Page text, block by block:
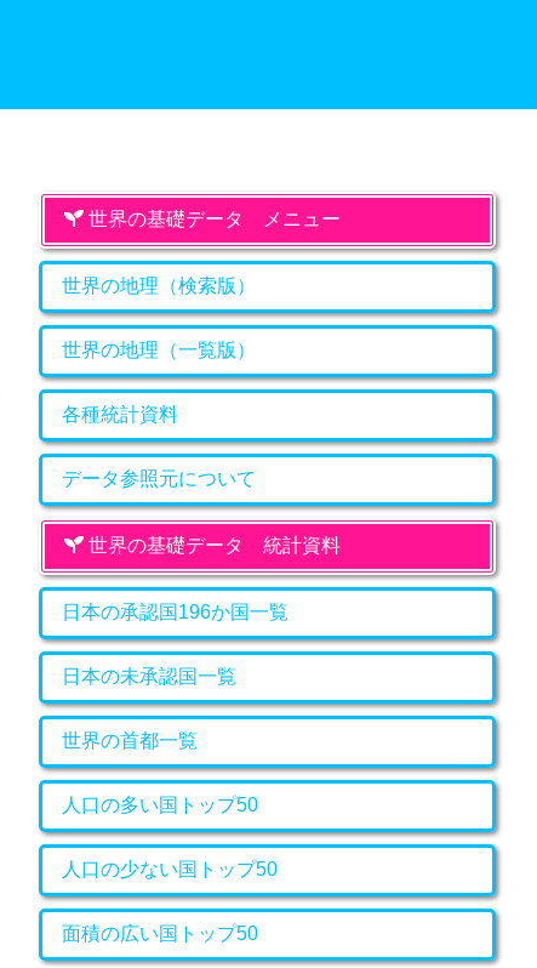
世界の基礎データ メニュー
世界の地理（検索版）
世界の地理（一覧版）
各種統計資料
データ参照元について
世界の基礎データ 統計資料
日本の承認国196か国一覧
日本の未承認国一覧
世界の首都一覧
人口の多い国トップ50
人口の少ない国トップ50
面積の広い国トップ50